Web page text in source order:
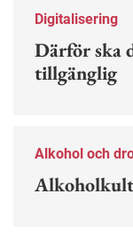
Digitalisering
Därför ska
tillgänglig
Alkohol och